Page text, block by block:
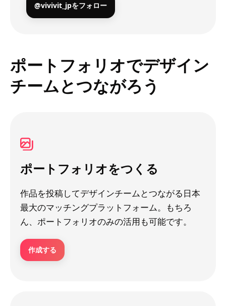
@vivivit_jpをフォロー
ポートフォリオでデザイン
チームとつながろう
ポートフォリオをつくる
作品を投稿してデザインチームとつながる日本
最大のマッチングプラットフォーム。もちろ
ん、ポートフォリオのみの活用も可能です。
作成する